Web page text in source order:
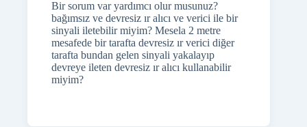
Bir sorum var yardımcı olur musunuz?
bağımsız ve devresiz ır alıcı ve verici ile bir
sinyali iletebilir miyim? Mesela 2 metre
mesafede bir tarafta devresiz ır verici diğer
tarafta bundan gelen sinyali yakalayıp
devreye ileten devresiz ır alıcı kullanabilir
miyim?